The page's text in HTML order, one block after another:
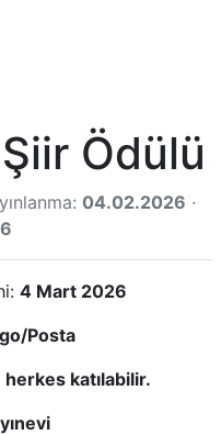
Ödülü
04.02.2026 ·
4 Mart 2026
Posta
katılabilir.